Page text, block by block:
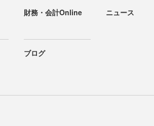
財務・会計Online ニュース
ブログ